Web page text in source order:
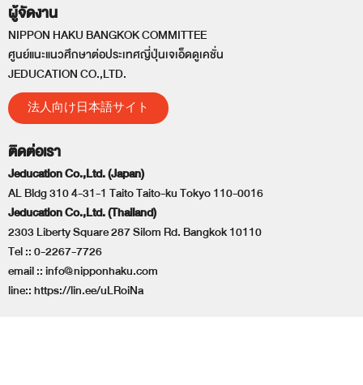
ผู้จัดงาน
NIPPON HAKU BANGKOK COMMITTEE
ศูนย์แนะแนวศึกษาต่อประเทศญี่ปุ่นเจเอ็ดดูเคชั่น
JEDUCATION CO.,LTD.
法人向け日本語サイト
ติดต่อเรา
Jeducation Co.,Ltd. (Japan)
AL Bldg 310 4-31-1 Taito Taito-ku Tokyo 110-0016
Jeducation Co.,Ltd. (Thailand)
2303 Liberty Square 287 Silom Rd. Bangkok 10110
Tel ::0-2267-7726
email ::info@nipponhaku.com
line::https://lin.ee/uLRoiNa